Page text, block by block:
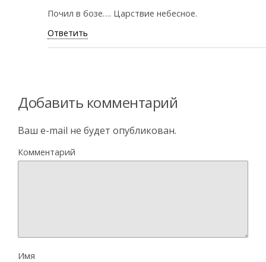
Почил в бозе…. Царствие небесное.
Ответить
Добавить комментарий
Ваш e-mail не будет опубликован.
Комментарий
Имя